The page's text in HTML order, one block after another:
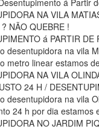
á Partir
NA VILA
NÃO QUEBRE !
á PARTIR
desentupidora na vila
metro linear estamos
NA VILA
24 H /
desentupidora na vila
24 h por dia estamos
NO JARDIM